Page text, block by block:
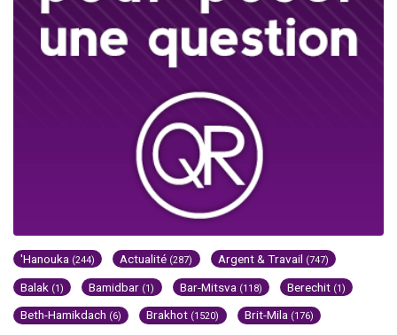
'Hanouka (244) Actualité (287) Argent & Travail (747)
Balak (1) Bamidbar (1) Bar-Mitsva (118) Berechit (1)
Beth-Hamikdach (6) Brakhot (1520) Brit-Mila (176)